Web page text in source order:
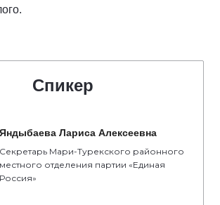
Спикер
Яндыбаева Лариса Алексеевна
Секретарь Мари-Турекского районного
местного отделения партии «Единая
Россия»